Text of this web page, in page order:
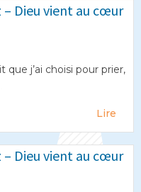
– Dieu vient au cœur
j’ai choisi pour prier,
Lire
– Dieu vient au cœur